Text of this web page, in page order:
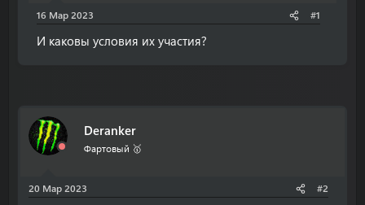
ы16 Мар 2023 #1
И каковы условия их участия?
Deranker
Фартовый 🥇
20 Мар 2023 #2